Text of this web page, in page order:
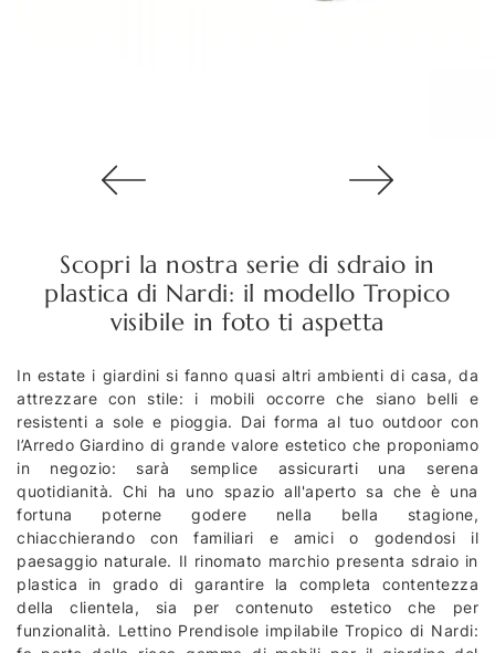
Scopri la nostra serie di sdraio in
plastica di Nardi: il modello Tropico
visibile in foto ti aspetta
In estate i giardini si fanno quasi altri ambienti di casa, da
attrezzare con stile: i mobili occorre che siano belli e
resistenti a sole e pioggia. Dai forma al tuo outdoor con
l’Arredo Giardino di grande valore estetico che proponiamo
in negozio: sarà semplice assicurarti una serena
quotidianità. Chi ha uno spazio all'aperto sa che è una
fortuna poterne godere nella bella stagione,
chiacchierando con familiari e amici o godendosi il
paesaggio naturale. Il rinomato marchio presenta sdraio in
plastica in grado di garantire la completa contentezza
della clientela, sia per contenuto estetico che per
funzionalità. Lettino Prendisole impilabile Tropico di Nardi: